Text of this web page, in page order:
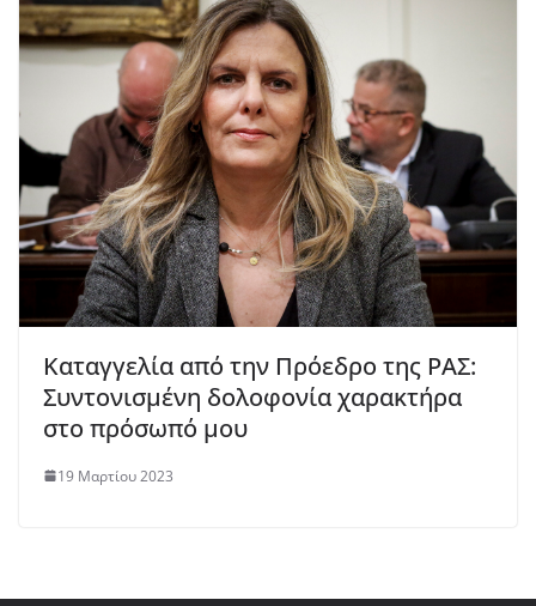
Καταγγελία από την Πρόεδρο της ΡΑΣ:
Συντονισμένη δολοφονία χαρακτήρα
στο πρόσωπό μου
19 Μαρτίου 2023